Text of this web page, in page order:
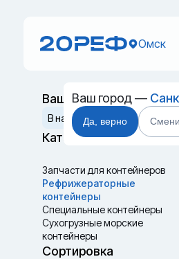
Омск
Ваш город —
Да, верно
Ваш выбор
В наличии
В пути
Категории
Запчасти для контейнеров
Рефрижераторные
контейнеры
Специальные контейнеры
Cухогрузные морские
контейнеры
Танк-контейнеры
Сортировка